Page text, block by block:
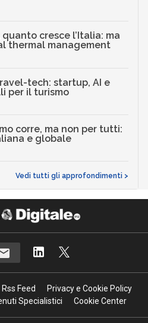
cresce l’Italia: ma
thermal management
tech: startup, AI e
per il turismo
corre, ma non per tutti:
e globale
Vedi tutti gli approfondimenti >
Rss Feed
Privacy e Cookie Policy
Specialistici
Cookie Center